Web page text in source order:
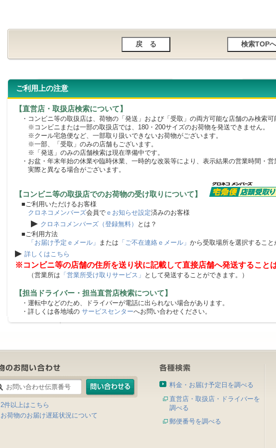
ご利用上の注意
【直営店・取扱店検索について】
・コンビニ等の取扱店は、荷物の「発送」および「受取」の両方可能な店舗のみ検索可
※コンビニまたは一部の取扱店では、180・200サイズのお荷物を発送できません。
※クール宅急便など、一部取り扱いできないお荷物がございます。
※一部、「受取」のみの店舗もございます。
※「発送」のみの店舗検索は現在準備中です。
・お盆・年末年始の休業や臨時休業、一時的な改装等により、表示結果の営業時間・営
実際と異なる場合がございます。
【コンビニ等の取扱店でのお荷物の受け取りについて】
■ご利用いただけるお客様
クロネコメンバーズ会員で ｅお知らせ設定済みのお客様
▶ クロネコメンバーズ（登録無料）
とは？
■ご利用方法
「お届け予定ｅメール」 または 「ご不在連絡ｅメール」 から受取場所を選択すること
▶ 詳しくはこちら
※コンビニ等の店舗の住所を送り状に記載して直接店舗へ発送すること
（営業所は 「営業所受け取りサービス」 として発送することができます。）
【担当ドライバー・担当直営店検索について】
・運転中などのため、ドライバーが電話に出られない場合があります。
・詳しくは各地域の サービスセンターへお問い合わせください。
2件以上はこちら
お荷物のお届け遅延状況について
料金・お届け予定日を調べる
直営店・取扱店・ドライバーを
調べる
郵便番号を調べる